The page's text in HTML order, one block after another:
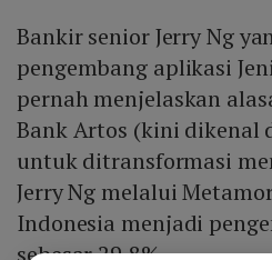
Bankir senior Jerry Ng
pengembang aplikasi
pernah menjelaskan
Bank Artos (kini dikenal
untuk ditransformasi
Jerry Ng melalui
Indonesia menjadi